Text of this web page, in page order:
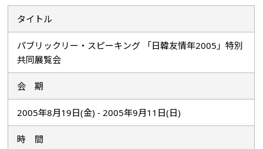
タイトル
パブリックリー・スピーキング 「日韓友情年2005」特別
共同展覧会
会 期
2005年8月19日(金) - 2005年9月11日(日)
時 間